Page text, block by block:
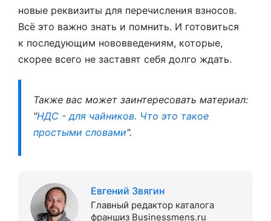
новые реквизиты для перечисления взносов.
Всё это важно знать и помнить. И готовиться
к последующим нововведениям, которые,
скорее всего не заставят себя долго ждать.
Также вас может заинтересовать материал:
"НДС - для чайников. Что это такое
простыми словами".
Евгений Звягин
Главный редактор каталога
франшиз Businessmens.ru